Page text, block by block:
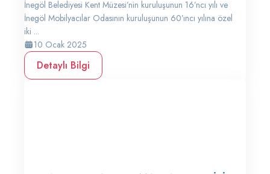
İnegöl Belediyesi Kent Müzesi’nin kuruluşunun 16’ncı yılı ve
İnegöl Mobilyacılar Odasının kuruluşunun 60’ıncı yılına özel
iki ...
10 Ocak 2025
Detaylı Bilgi